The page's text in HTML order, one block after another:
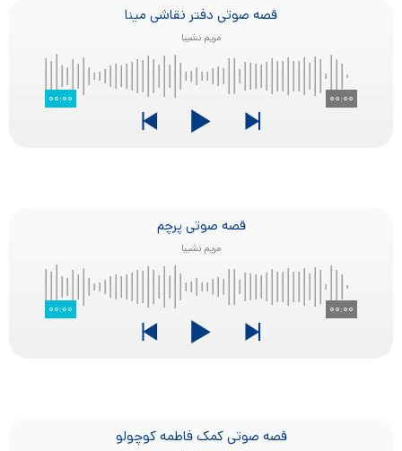
قصه صوتی دفتر نقاشی مینا
مریم نشیبا
۰۰:۰۰ ۰۰:۰۰
قصه صوتی پرچم
مریم نشیبا
۰۰:۰۰ ۰۰:۰۰
قصه صوتی کمک فاطمه کوچولو